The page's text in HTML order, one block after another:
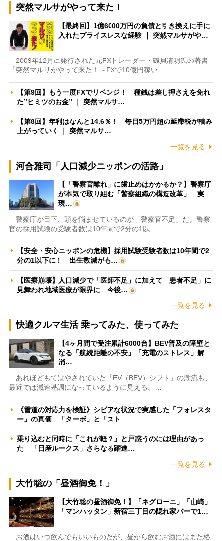
突然マルサがやって来た！
【最終回】1億6000万円の負債と引き換えに手に
入れたプライスレスな経験 ｜ 突然マルサがや…
2009年12月に発行された元FXトレーダー・磯貝清明氏の著書
『突然マルサがやって来た！～FXで10億円稼い…
【第9回】もう一度FXでリベンジ！ 種銭は差し押さえを免れ
た”ヒミツのお金” ｜ 突然マルサ…
【第8回】年利はなんと14.6％！ 毎日5万円超の延滞税が積み
上がっていく ｜ 突然マルサ…
一覧を見る
河合雅司「人口減少ニッポンの活路」
【「警察官離れ」に歯止めはかかるか？】警察庁
が本気で取り組む「警察組織の構造改革」 実
現…
警察庁が目下、頭を悩ませているのが「警察官不足」だ。警察
官の採用試験の受験者数は10年間で2分の1以…
【安全・安心ニッポンの危機】採用試験受験者数は10年間で2
分の1以下に！ 出生数減がも…
【医療崩壊】人口減少で「医師不足」に加えて「患者不足」に
見舞われ地域医療が限界に 今後…
一覧を見る
快適クルマ生活 乗ってみた、使ってみた
【4ヶ月間で受注累計6000台】BEV普及の障壁と
なる「航続距離の不安」「充電のストレス」解
消…
あれほどもてはやされていた「EV（BEV）シフト」の潮流も、
最近では減速基調になっているように見える。…
《雪道の対応力を検証》シビアな状況で実感した「フォレスタ
ー」の真価 「ターボ」と「スト…
乗り込むと同時に「これが軽？」と戸惑うのには理由があっ
た 「日産ルークス」さらなる躍進…
一覧を見る
大竹聡の「昼酒御免！」
【大竹聡の昼酒御免！】「ネグローニ」「山崎」
「マンハッタン」新宿三丁目の隠れ家バーで1…
お酒はいつ飲んでもいいものだが、昼から飲むお酒にはまた格